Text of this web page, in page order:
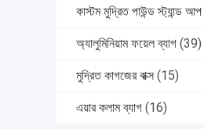
কাস্টম মুদ্রিত পাউন্ড স্ট্যান্ড আপ
অ্যালুমিনিয়াম ফয়েল ব্যাগ (39)
মুদ্রিত কাগজের বাক্স (15)
এয়ার কলাম ব্যাগ (16)